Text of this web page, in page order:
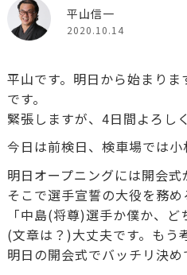
平山信一
2020.10.14
平山です。明日から始まり
です。
緊張しますが、4日間よろし
今日は前検日、検車場では小
明日オープニングには開会式
そこで選手宣誓の大役を務め
「中島(将尊)選手か僕か、
(文章は？)大丈夫です。もう
明日の開会式でバッチリ決め